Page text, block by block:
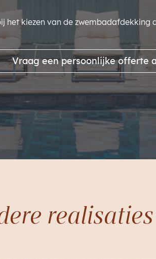
het kiezen van de zwembadafdekking
Vraag een persoonlijke offerte
realisaties